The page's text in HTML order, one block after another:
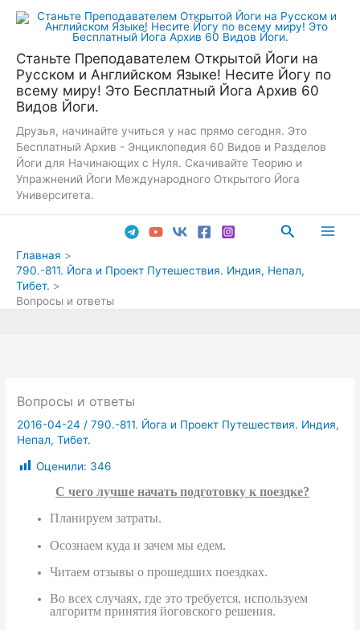
Перейти
Станьте Преподавателем Открытой Йоги на
Русском и Английском Языке! Несите Йогу по
всему миру! Это Бесплатный Йога Архив 60
Видов Йоги.
Друзья, начинайте учиться у нас прямо сегодня. Это
Бесплатный Архив - Энциклопедия 60 Видов и Разделов
Йоги для Начинающих с Нуля. Скачивайте Теорию и
Упражнений Йоги Международного Открытого Йога
Университета.
Поиск
Главная
790.-811. Йога и Проект Путешествия. Индия, Непал,
Тибет.
Вопросы и ответы
Вопросы и ответы
2016-04-24 /790.-811. Йога и Проект Путешествия. Индия,
Непал, Тибет.
Оценили: 346
С чего лучше начать подготовку к поездке?
Планируем затраты.
Осознаем куда и зачем мы едем.
Читаем отзывы о прошедших поездках.
Во всех случаях, где это требуется, используем
алгоритм принятия йоговского решения.